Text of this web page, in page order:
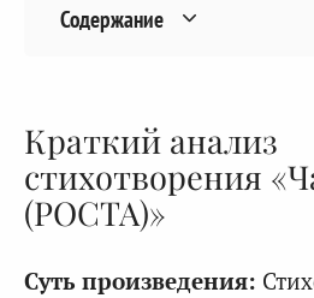
Содержание
Краткий анализ
стихотворения
(РОСТА)»
Суть произведения: